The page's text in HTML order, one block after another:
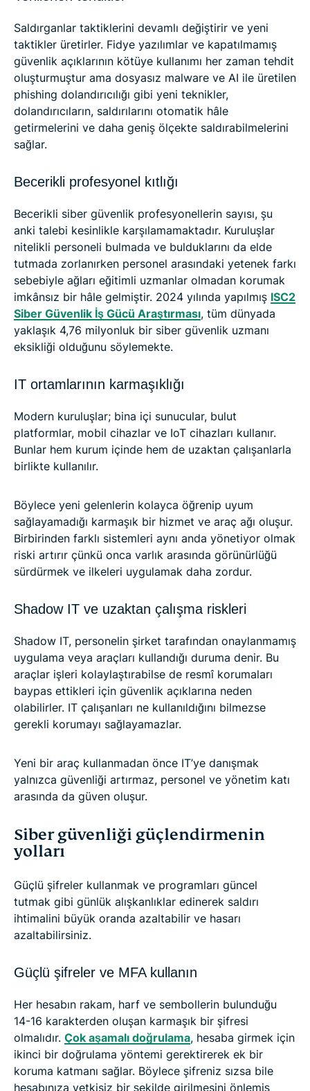
Saldırganlar taktiklerini devamlı değiştirir ve yeni
taktikler üretirler. Fidye yazılımlar ve kapatılmamış
güvenlik açıklarının kötüye kullanımı her zaman tehdit
oluşturmuştur ama dosyasız malware ve AI ile üretilen
phishing dolandırıcılığı gibi yeni teknikler,
dolandırıcıların, saldırılarını otomatik hâle
getirmelerini ve daha geniş ölçekte saldırabilmelerini
sağlar.
Becerikli profesyonel kıtlığı
Becerikli siber güvenlik profesyonellerin sayısı, şu
anki talebi kesinlikle karşılamamaktadır. Kuruluşlar
nitelikli personeli bulmada ve bulduklarını da elde
tutmada zorlanırken personel arasındaki yetenek farkı
sebebiyle ağları eğitimli uzmanlar olmadan korumak
imkânsız bir hâle gelmiştir. 2024 yılında yapılmış ISC2
Siber Güvenlik İş Gücü Araştırması, tüm dünyada
yaklaşık 4,76 milyonluk bir siber güvenlik uzmanı
eksikliği olduğunu söylemekte.
IT ortamlarının karmaşıklığı
Modern kuruluşlar; bina içi sunucular, bulut
platformlar, mobil cihazlar ve IoT cihazları kullanır.
Bunlar hem kurum içinde hem de uzaktan çalışanlarla
birlikte kullanılır.
Böylece yeni gelenlerin kolayca öğrenip uyum
sağlayamadığı karmaşık bir hizmet ve araç ağı oluşur.
Birbirinden farklı sistemleri aynı anda yönetiyor olmak
riski artırır çünkü onca varlık arasında görünürlüğü
sürdürmek ve ilkeleri uygulamak daha zordur.
Shadow IT ve uzaktan çalışma riskleri
Shadow IT, personelin şirket tarafından onaylanmamış
uygulama veya araçları kullandığı duruma denir. Bu
araçlar işleri kolaylaştırabilse de resmî korumaları
baypas ettikleri için güvenlik açıklarına neden
olabilirler. IT çalışanları ne kullanıldığını bilmezse
gerekli korumayı sağlayamazlar.
Yeni bir araç kullanmadan önce IT’ye danışmak
yalnızca güvenliği artırmaz, personel ve yönetim katı
arasında da güven oluşur.
Siber güvenliği güçlendirmenin
yolları
Güçlü şifreler kullanmak ve programları güncel
tutmak gibi günlük alışkanlıklar edinerek saldırı
ihtimalini büyük oranda azaltabilir ve hasarı
azaltabilirsiniz.
Güçlü şifreler ve MFA kullanın
Her hesabın rakam, harf ve sembollerin bulunduğu
14-16 karakterden oluşan karmaşık bir şifresi
olmalıdır. Çok aşamalı doğrulama, hesaba girmek için
ikinci bir doğrulama yöntemi gerektirerek ek bir
koruma katmanı sağlar. Böylece şifreniz sızsa bile
hesabınıza yetkisiz bir şekilde girilmesini önlemiş